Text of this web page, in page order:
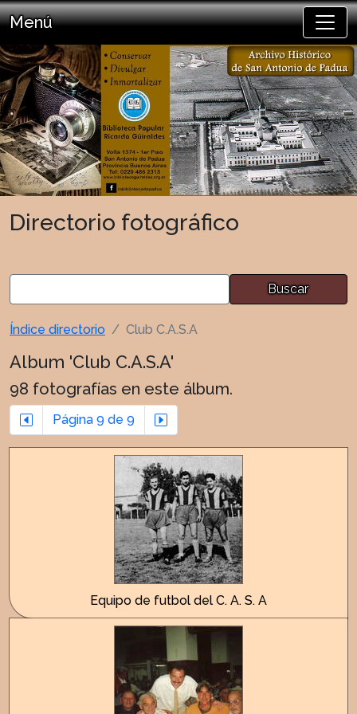
Menú
Directorio fotográfico
Buscar
Índice directorio Club C.A.S.A
Album 'Club C.A.S.A'
98 fotografías en este álbum.
Página 9 de 9
Equipo de futbol del C. A. S. A